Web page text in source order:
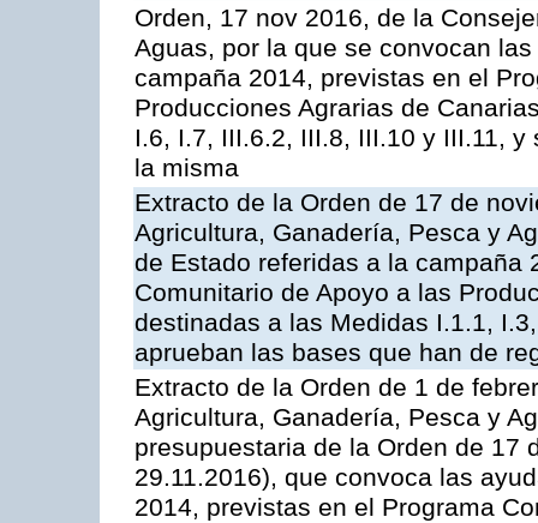
Orden, 17 nov 2016, de la
Aguas, por la que se convocan
campaña 2014, previstas en el
Producciones Agrarias de
I.6, I.7, III.6.2, III.8, III.10 y III.11,
la misma
Extracto de la Orden de 17 de
Agricultura, Ganadería, Pesca y
de Estado referidas a la campaña
Comunitario de Apoyo a las
destinadas a las Medidas I.1.1,
aprueban las bases que han de
Extracto de la Orden de 1 de
Agricultura, Ganadería, Pesca y
presupuestaria de la Orden de 17
29.11.2016), que convoca las
2014, previstas en el Programa